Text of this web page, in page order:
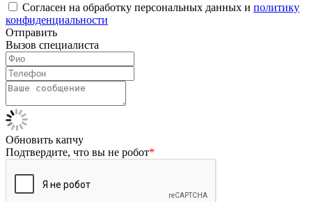
Согласен на обработку персональных данных и политику
конфиденциальности
Отправить
Вызов специалиста
Обновить капчу
Подтвердите, что вы не робот*